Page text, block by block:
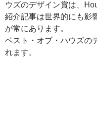
ウズのデザイン賞は、
紹介記事は世界的にも影
が常にあります。
ベスト・オブ・ハウズの
れます。